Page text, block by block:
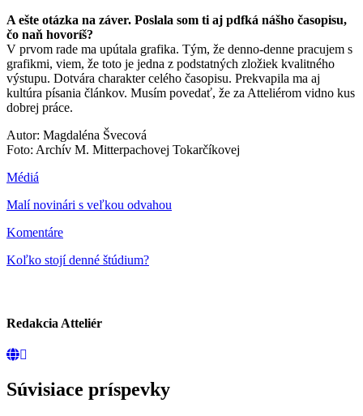
A ešte otázka na záver. Poslala som ti aj pdfká nášho časopisu,
čo naň hovoríš?
V prvom rade ma upútala grafika. Tým, že denno-denne pracujem s
grafikmi, viem, že toto je jedna z podstatných zložiek kvalitného
výstupu. Dotvára charakter celého časopisu. Prekvapila ma aj
kultúra písania článkov. Musím povedať, že za Atteliérom vidno kus
dobrej práce.
Autor: Magdaléna Švecová
Foto: Archív M. Mitterpachovej Tokarčíkovej
Médiá
Malí novinári s veľkou odvahou
Komentáre
Koľko stojí denné štúdium?
Redakcia Atteliér
Súvisiace príspevky